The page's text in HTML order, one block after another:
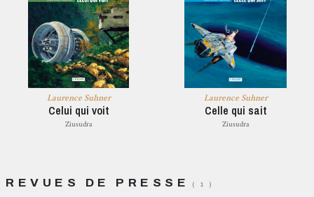
Laurence Suhner
Celui qui voit
Ziusudra
Laurence Suhner
Celle qui sait
Ziusudra
REVUES DE PRESSE ( 1 )